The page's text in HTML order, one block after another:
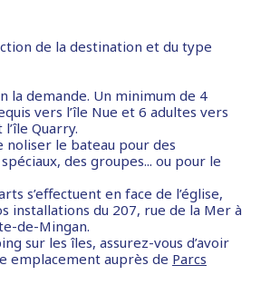
de la destination et du type
la demande. Un minimum de 4
vers l’île Nue et 6 adultes vers
Quarry.
noliser le bateau pour des
des groupes... ou pour le
s’effectuent en face de l’église,
installations du 207, rue de la Mer à
de-Mingan.
sur les îles, assurez-vous d’avoir
emplacement auprès de Parcs